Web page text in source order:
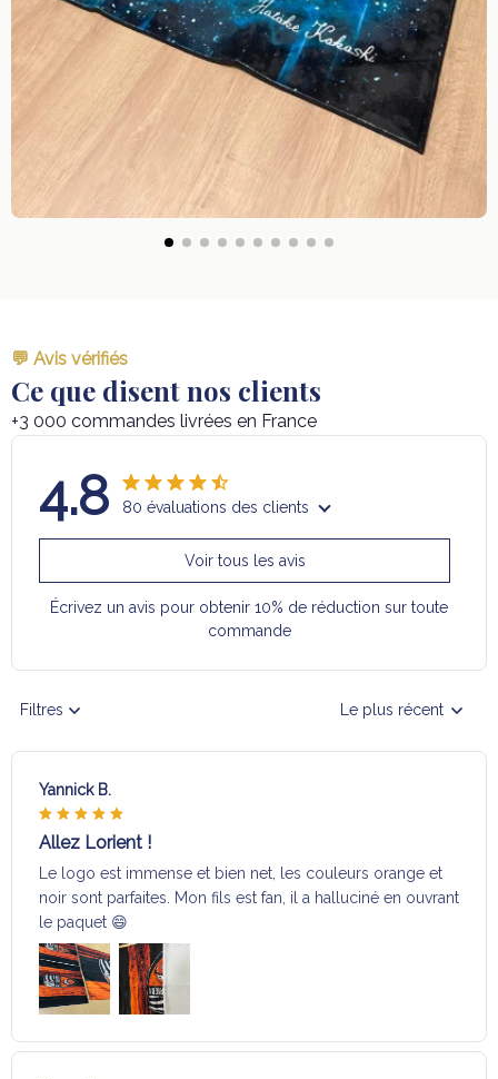
💬 Avis vérifiés
Ce que disent nos clients
+3 000 commandes livrées en France
4.8 80 évaluations des clients
Voir tous les avis
Écrivez un avis pour obtenir 10% de réduction sur toute
commande
Filtres Le plus récent
Yannick B.
Allez Lorient !
Le logo est immense et bien net, les couleurs orange et
noir sont parfaites. Mon fils est fan, il a halluciné en ouvrant
le paquet 😄